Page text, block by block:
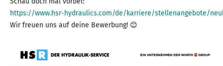
https://www.hsr-hydraulics.com/de/karriere/stellenangebote/
Wir freuen uns auf deine Bewerbung! 😊